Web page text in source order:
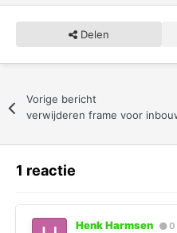
Delen
Vorige bericht
1 reactie
Henk Harmsen 0